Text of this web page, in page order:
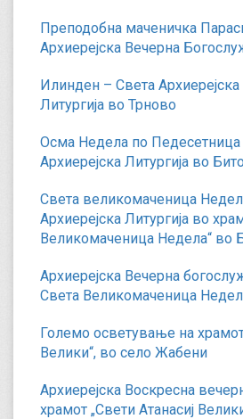
Преподобна маченичка
Архиерејска Вечерна
Илинден – Света
Литургија во Трново
Осма Недела по Педесетница
Архиерејска Литургија во
Света великомаченица
Архиерејска Литургија во
Великомаченица Недела“ во
Архиерејска Вечерна
Света Великомаченица
Големо осветување на храмот
Велики“, во село Жабени
Архиерејска Воскресна
храмот „Свети Атанасиј